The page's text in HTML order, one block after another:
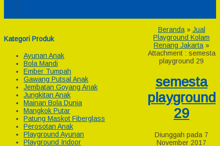
Kategori Produk
Ayunan Anak
Bola Mandi
Ember Tumpah
Gawang Putsal Anak
Jembatan Goyang Anak
Jungkitan Anak
Mainan Bola Dunia
Mangkok Putar
Patung Maskot Fiberglass
Perosotan Anak
Playground Ayunan
Playground Indoor
Beranda» Jual
Playground Kolam
Renang Jakarta »
Attachment : semesta
playground 29
semesta
playground
29
Diunggah pada 7
November 2017